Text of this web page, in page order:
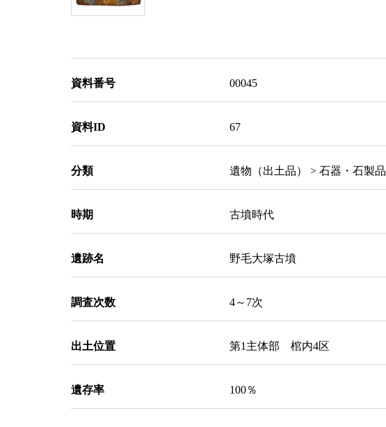
資料番号 00045
資料ID 67
分類 遺物（出土品） > 石器・石製品
時期 古墳時代
遺跡名 野毛大塚古墳
調査次数 4～7次
出土位置 第1主体部 棺内4区
遺存率 100％